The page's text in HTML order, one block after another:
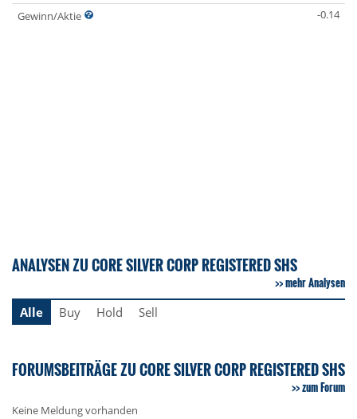
Gewinn/Aktie
-0.14
ANALYSEN ZU CORE SILVER CORP REGISTERED SHS
mehr Analysen
Alle
Buy Hold Sell
FORUMSBEITRÄGE ZU CORE SILVER CORP REGISTERED SHS
zum Forum
Keine Meldung vorhanden